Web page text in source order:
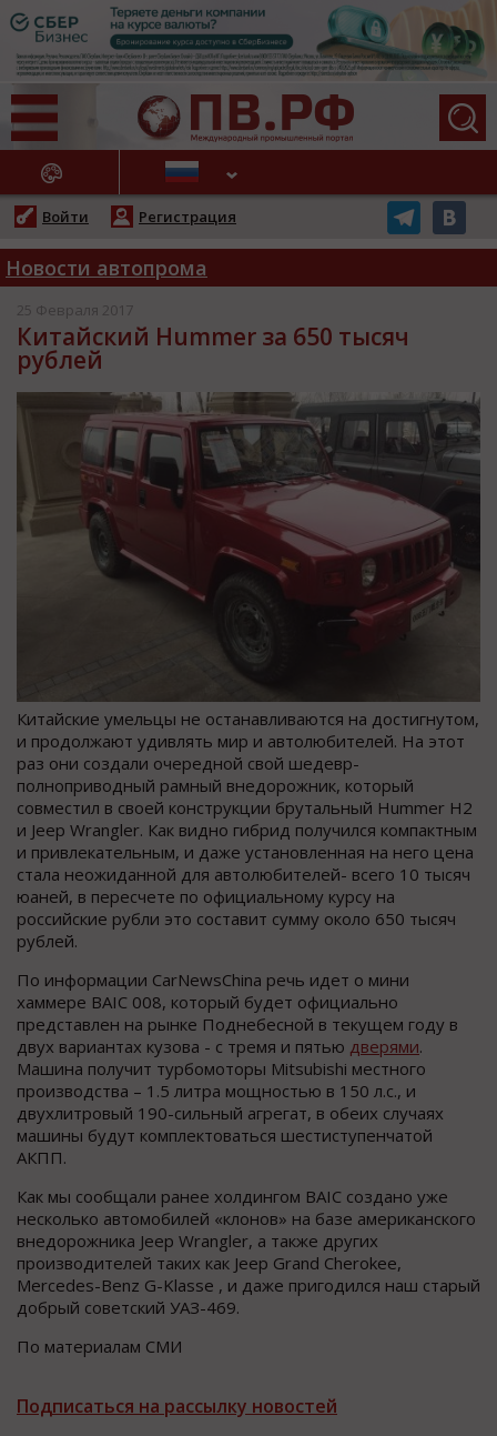
НОВОСТИ
Войти Регистрация
Новости автопрома
25 Февраля 2017
Китайский Hummer за 650 тысяч
рублей
Китайские умельцы не останавливаются на достигнутом,
и продолжают удивлять мир и автолюбителей. На этот
раз они создали очередной свой шедевр-
полноприводный рамный внедорожник, который
совместил в своей конструкции брутальный Hummer H2
и Jeep Wrangler. Как видно гибрид получился компактным
и привлекательным, и даже установленная на него цена
стала неожиданной для автолюбителей- всего 10 тысяч
юаней, в пересчете по официальному курсу на
российские рубли это составит сумму около 650 тысяч
рублей.
По информации CarNewsChina речь идет о мини
хаммере BAIC 008, который будет официально
представлен на рынке Поднебесной в текущем году в
двух вариантах кузова - с тремя и пятью дверями.
Машина получит турбомоторы Mitsubishi местного
производства – 1.5 литра мощностью в 150 л.с., и
двухлитровый 190-сильный агрегат, в обеих случаях
машины будут комплектоваться шестиступенчатой
АКПП.
Как мы сообщали ранее холдингом BAIC создано уже
несколько автомобилей «клонов» на базе американского
внедорожника Jeep Wrangler, а также других
производителей таких как Jeep Grand Cherokee,
Mercedes-Benz G-Klasse , и даже пригодился наш старый
добрый советский УАЗ-469.
По материалам СМИ
Подписаться на рассылку новостей